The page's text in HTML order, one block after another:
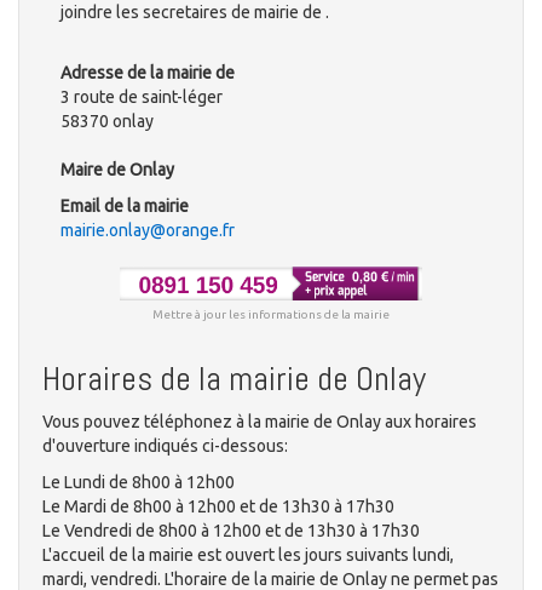
joindre les secretaires de mairie de .
Adresse de la mairie de
3 route de saint-léger
58370 onlay
Maire de Onlay
Email de la mairie
mairie.onlay@orange.fr
Mettre à jour les informations de la mairie
Horaires de la mairie de Onlay
Vous pouvez téléphonez à la mairie de Onlay aux horaires
d'ouverture indiqués ci-dessous:
Le Lundi de 8h00 à 12h00
Le Mardi de 8h00 à 12h00 et de 13h30 à 17h30
Le Vendredi de 8h00 à 12h00 et de 13h30 à 17h30
L'accueil de la mairie est ouvert les jours suivants lundi,
mardi, vendredi. L'horaire de la mairie de Onlay ne permet pas